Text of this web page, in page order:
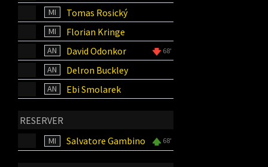
MI Tomas Rosický
MI Florian Kringe
AN David Odonkor 68'
AN Delron Buckley
AN Ebi Smolarek
RESERVER
MI Salvatore Gambino 68'